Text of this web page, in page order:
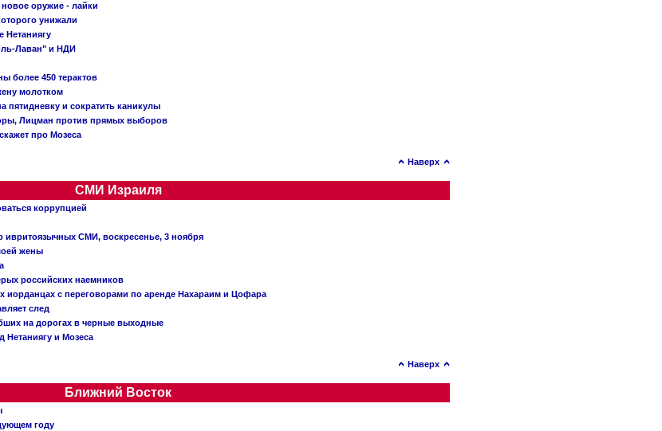
оружие - лайки
унижали
Нетаниягу
Лаван" и НДИ
более 450 терактов
молотком
пятидневку и сократить каникулы
Лицман против прямых выборов
про Мозеса
Наверх
СМИ Израиля
коррупцией
ивритоязычных СМИ, воскресенье, 3 ноября
жены
российских наемников
иорданцах с переговорами по аренде Нахараим и Цофара
след
на дорогах в черные выходные
Нетаниягу и Мозеса
Наверх
Ближний Восток
году